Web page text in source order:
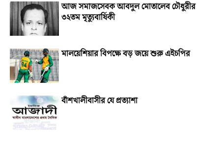
আজ সমাজসেবক আবদুল মোতালেব চৌধুরীর
৩২তম মৃত্যুবার্ষিকী
মালয়েশিয়ার বিপক্ষে বড় জয়ে শুরু এইচপির
বাঁশখালীবাসীর যে প্রত্যাশা